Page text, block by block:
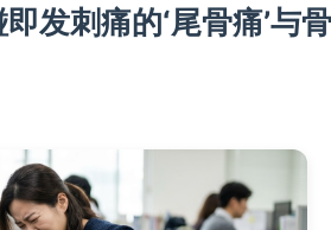
发刺痛的‘尾骨痛’与